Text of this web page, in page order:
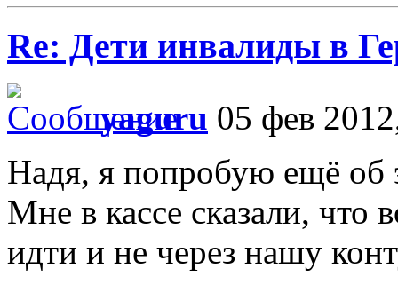
Re: Дети инвалиды в
yaguru 05 фев
Надя, я попробую ещё об
Мне в кассе сказали, что
идти и не через нашу